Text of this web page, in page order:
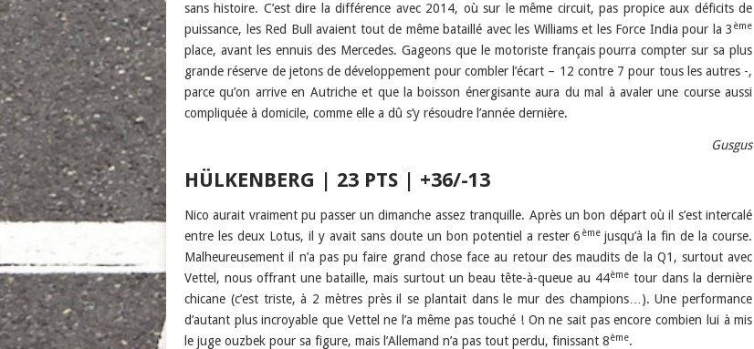
sans histoire. C’est dire la différence avec 2014, où sur le même circuit, pas propice aux déficits de
puissance, les Red Bull avaient tout de même bataillé avec les Williams et les Force India pour la 3 ème
place, avant les ennuis des Mercedes. Gageons que le motoriste français pourra compter sur sa plus
grande réserve de jetons de développement pour combler l’écart – 12 contre 7 pour tous les autres -,
parce qu’on arrive en Autriche et que la boisson énergisante aura du mal à avaler une course aussi
compliquée à domicile, comme elle a dû s’y résoudre l’année dernière.
Gusgus
HÜLKENBERG | 23 PTS | +36/-13
Nico aurait vraiment pu passer un dimanche assez tranquille. Après un bon départ où il s’est intercalé
entre les deux Lotus, il y avait sans doute un bon potentiel a rester 6 èmejusqu’à la fin de la course.
Malheureusement il n’a pas pu faire grand chose face au retour des maudits de la Q1, surtout avec
Vettel, nous offrant une bataille, mais surtout un beau tête-à-queue au 44èmetour dans la dernière
chicane (c’est triste, à 2 mètres près il se plantait dans le mur des champions…). Une performance
d’autant plus incroyable que Vettel ne l’a même pas touché ! On ne sait pas encore combien lui à mis
le juge ouzbek pour sa figure, mais l’Allemand n’a pas tout perdu, finissant 8ème.